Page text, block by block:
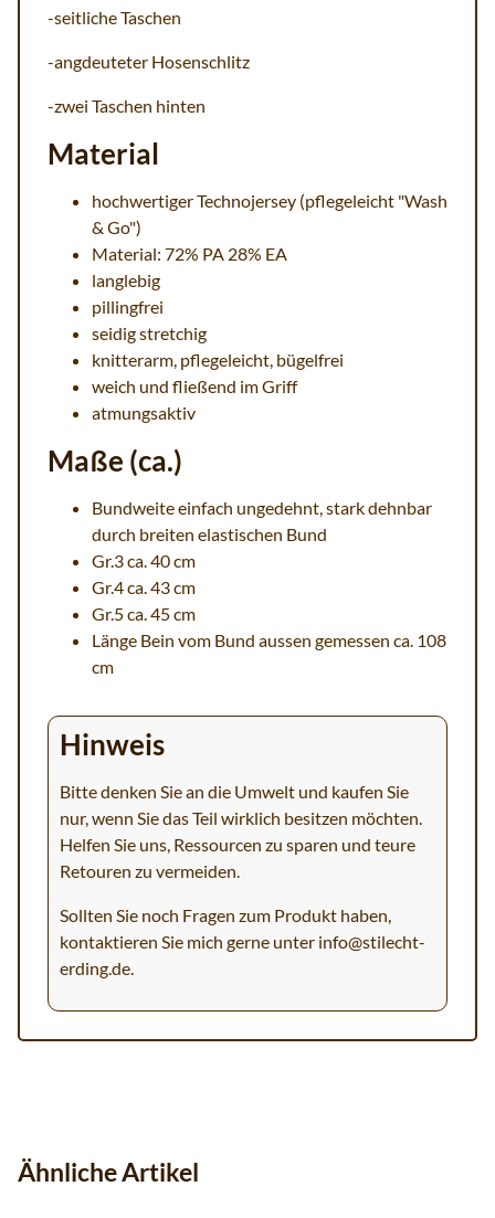
-seitliche Taschen
-angdeuteter Hosenschlitz
-zwei Taschen hinten
Material
hochwertiger Technojersey (pflegeleicht "Wash
& Go")
Material: 72% PA 28% EA
langlebig
pillingfrei
seidig stretchig
knitterarm, pflegeleicht, bügelfrei
weich und fließend im Griff
atmungsaktiv
Maße (ca.)
Bundweite einfach ungedehnt, stark dehnbar
durch breiten elastischen Bund
Gr.3 ca. 40 cm
Gr.4 ca. 43 cm
Gr.5 ca. 45 cm
Länge Bein vom Bund aussen gemessen ca. 108
cm
Hinweis
Bitte denken Sie an die Umwelt und kaufen Sie
nur, wenn Sie das Teil wirklich besitzen möchten.
Helfen Sie uns, Ressourcen zu sparen und teure
Retouren zu vermeiden.
Sollten Sie noch Fragen zum Produkt haben,
kontaktieren Sie mich gerne unter info@stilecht-
erding.de.
Ähnliche Artikel